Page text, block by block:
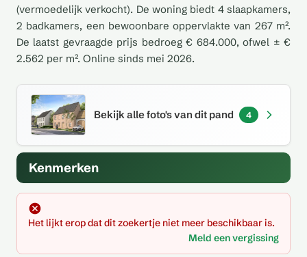
(vermoedelijk verkocht). De woning biedt 4 slaapkamers,
2 badkamers, een bewoonbare oppervlakte van 267 m².
De laatst gevraagde prijs bedroeg € 684.000, ofwel ± €
2.562 per m². Online sinds mei 2026.
Bekijk alle foto's van dit pand 4
Kenmerken
Het lijkt erop dat dit zoekertje niet meer beschikbaar is.
Meld een vergissing